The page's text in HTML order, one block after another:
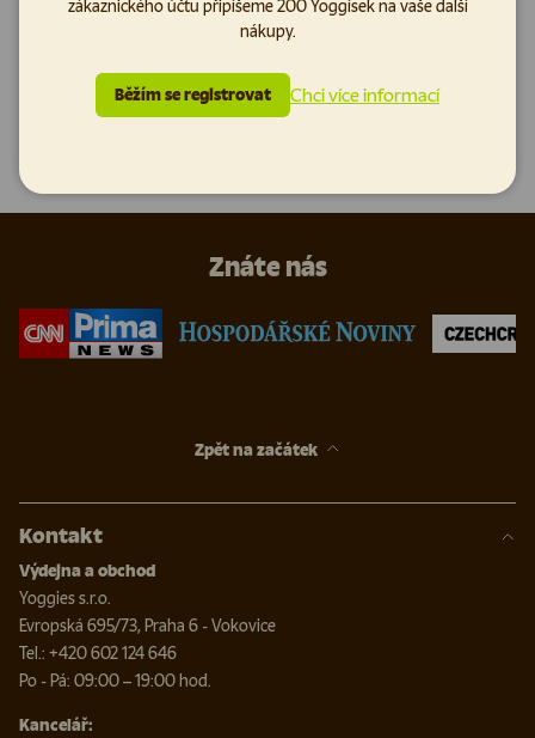
lákadel vyrobená lisováním za
studena. Pamlsek bez l...
Znáte nás
zákaznického účtu připíšeme 200 Yoggísek na vaše další
nákupy.
Běžím se registrovat Chci více informací
Zpět na začátek
Kontakt
Výdejna a obchod
Yoggies s.r.o.
Evropská 695/73, Praha 6 - Vokovice
Tel.: +420 602 124 646
Po - Pá: 09:00 – 19:00 hod.
Kancelář: